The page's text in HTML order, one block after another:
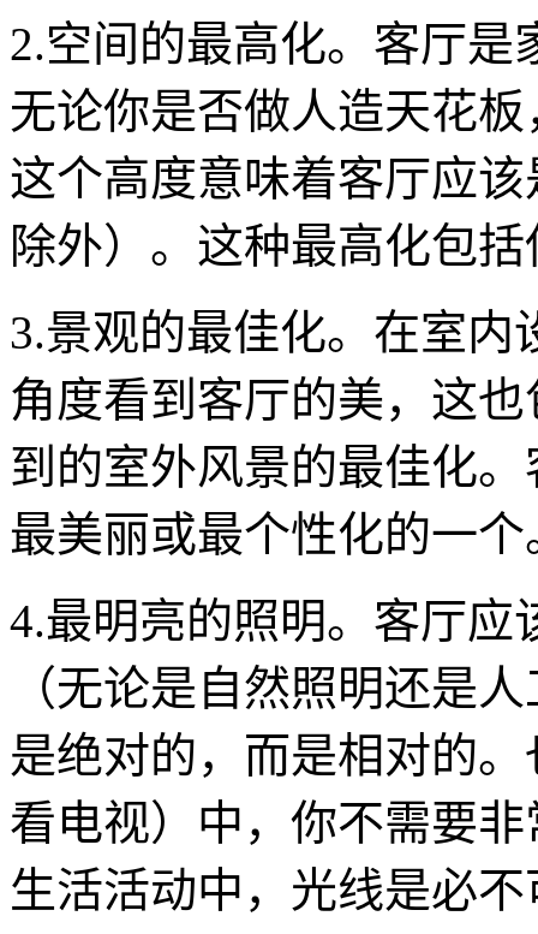
2.空间的最高化。客厅
无论你是否做人造天花
这个高度意味着客厅应
除外）。这种最高化包
3.景观的最佳化。在室
角度看到客厅的美，这
到的室外风景的最佳化
最美丽或最个性化的一个
4.最明亮的照明。客厅应
（无论是自然照明还是
是绝对的，而是相对的
看电视）中，你不需要
生活活动中，光线是必